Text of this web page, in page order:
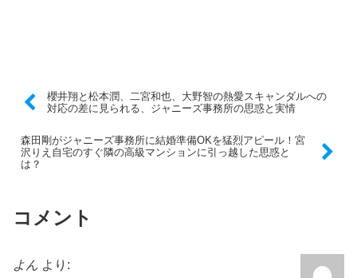
櫻井翔と松本潤、二宮和也、大野智の熱愛スキャンダルへの
対応の差に見られる、ジャニーズ事務所の思惑と実情
森田剛がジャニーズ事務所に結婚準備OKを猛烈アピール！宮
沢りえ自宅のすぐ隣の高級マンションに引っ越した思惑と
は？
コメント
よん より: